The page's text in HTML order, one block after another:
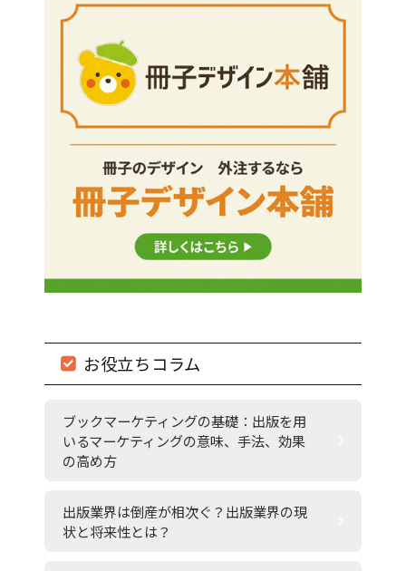
お役立ちコラム
ブックマーケティングの基礎：出版を用
いるマーケティングの意味、手法、効果
の高め方
出版業界は倒産が相次ぐ？出版業界の現
状と将来性とは？